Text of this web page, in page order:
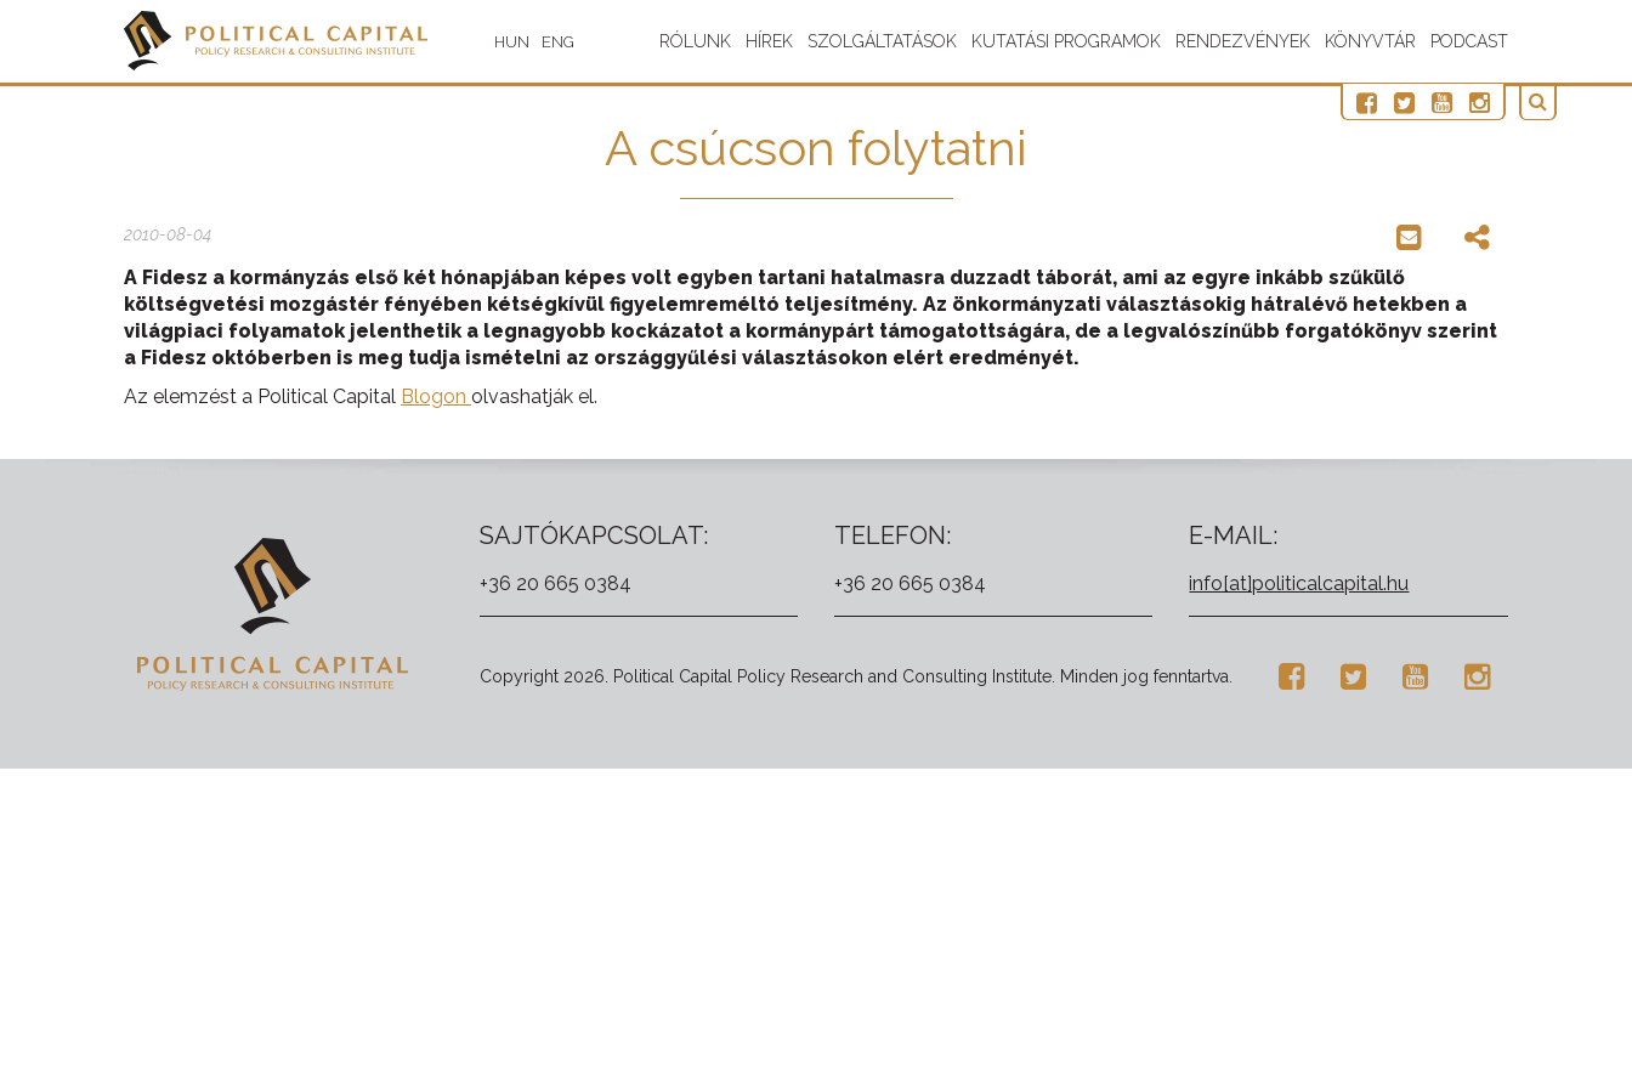
HUN ENG RÓLUNK HÍREK SZOLGÁLTATÁSOK KUTATÁSI PROGRAMOK RENDEZVÉNYEK KÖNYVTÁR PODCAST
A csúcson folytatni
2010-08-04
A Fidesz a kormányzás első két hónapjában képes volt egyben tartani hatalmasra duzzadt táborát, ami az egyre inkább szűkülő
költségvetési mozgástér fényében kétségkívül figyelemreméltó teljesítmény. Az önkormányzati választásokig hátralévő hetekben a
világpiaci folyamatok jelenthetik a legnagyobb kockázatot a kormánypárt támogatottságára, de a legvalószínűbb forgatókönyv szerint
a Fidesz októberben is meg tudja ismételni az országgyűlési választásokon elért eredményét.
Az elemzést a Political Capital Blogon olvashatják el.
SAJTÓKAPCSOLAT:
+36 20 665 0384
TELEFON:
+36 20 665 0384
E-MAIL:
info[at]politicalcapital.hu
Copyright 2026. Political Capital Policy Research and Consulting Institute. Minden jog fenntartva.